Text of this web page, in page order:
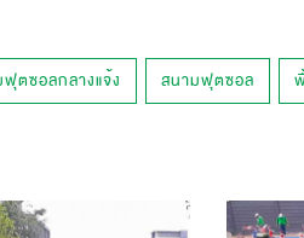
ตซอลกลางแจ้ง สนามฟุตซอล